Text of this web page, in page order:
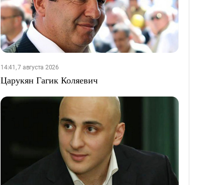
14:41, 7 августа 2026
Царукян Гагик Коляевич